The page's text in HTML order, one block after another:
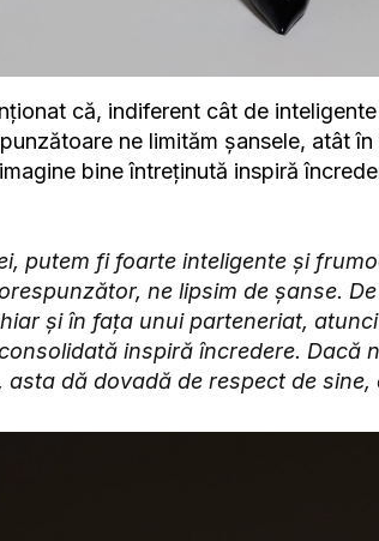
că, indiferent cât de
ne limităm șansele, atât
bine întreținută inspiră
putem fi foarte inteligente și
ne lipsim de șanse.
și în fața unui parteneriat,
inspiră încredere. Dacă
dă dovadă de respect de sine,